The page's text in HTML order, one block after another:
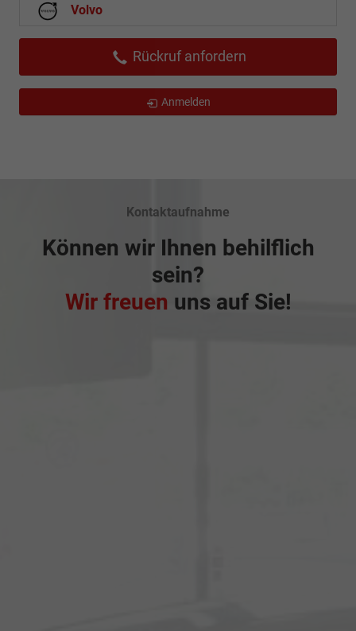
Volvo
Rückruf anfordern
Anmelden
Kontaktaufnahme
Können wir Ihnen behilflich
sein?
Wir freuen uns auf Sie!